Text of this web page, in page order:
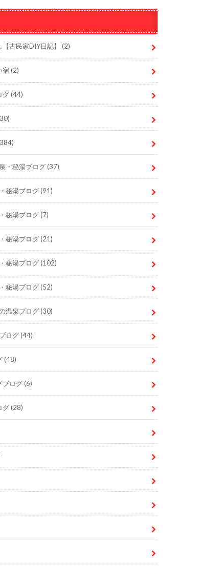
古民家DIY日記】 (2)
宿(2)
グ(44)
・秘湯ブログ(37)
秘湯ブログ(91)
秘湯ブログ(7)
秘湯ブログ(21)
秘湯ブログ(102)
秘湯ブログ(52)
温泉ブログ(30)
ログ(44)
(48)
ブログ(6)
グ(28)